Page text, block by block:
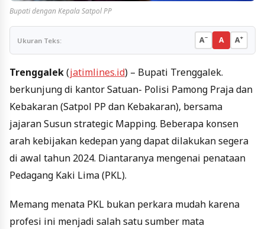
Bupati dengan Kepala Satpol PP
Ukuran Teks: A− A A+
Trenggalek(jatimlines.id) – Bupati Trenggalek.
berkunjung di kantor Satuan- Polisi Pamong Praja dan
Kebakaran (Satpol PP dan Kebakaran), bersama
jajaran Susun strategic Mapping. Beberapa konsen
arah kebijakan kedepan yang dapat dilakukan segera
di awal tahun 2024. Diantaranya mengenai penataan
Pedagang Kaki Lima (PKL).
Memang menata PKL bukan perkara mudah karena
profesi ini menjadi salah satu sumber mata